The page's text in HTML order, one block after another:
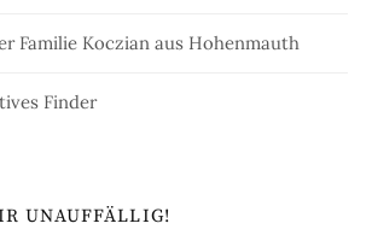
Familie Koczian aus Hohenmauth
Finder
UNAUFFÄLLIG!